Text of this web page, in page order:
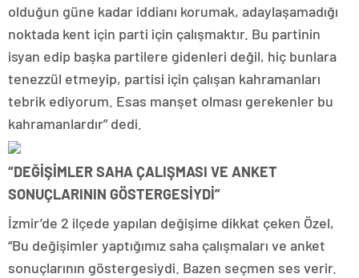
olduğun güne kadar iddianı korumak, adaylaşamadığı
noktada kent için parti için çalışmaktır. Bu partinin
isyan edip başka partilere gidenleri değil, hiç bunlara
tenezzül etmeyip, partisi için çalışan kahramanları
tebrik ediyorum. Esas manşet olması gerekenler bu
kahramanlardır” dedi.
“DEĞİŞİMLER SAHA ÇALIŞMASI VE ANKET
SONUÇLARININ GÖSTERGESİYDİ”
İzmir’de 2 ilçede yapılan değişime dikkat çeken Özel,
“Bu değişimler yaptığımız saha çalışmaları ve anket
sonuçlarının göstergesiydi. Bazen seçmen ses verir.